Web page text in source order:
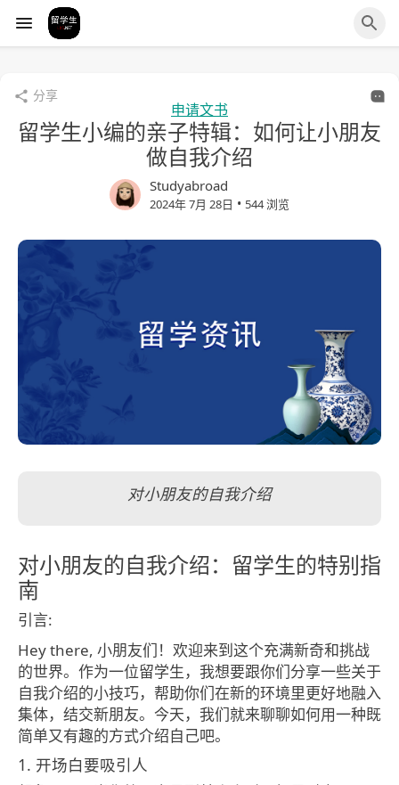
分享
申请文书
留学生小编的亲子特辑：如何让小朋友
做自我介绍
Studyabroad
2024年 7月 28日 • 544 浏览
对小朋友的自我介绍
对小朋友的自我介绍：留学生的特别指
南
引言:
Hey there, 小朋友们！欢迎来到这个充满新奇和挑战
的世界。作为一位留学生，我想要跟你们分享一些关于
自我介绍的小技巧，帮助你们在新的环境里更好地融入
集体，结交新朋友。今天，我们就来聊聊如何用一种既
简单又有趣的方式介绍自己吧。
1. 开场白要吸引人